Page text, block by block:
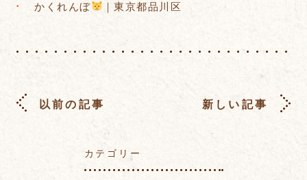
かくれんぼ ｜東京都品川区
以前の記事 新しい記事
カテゴリー